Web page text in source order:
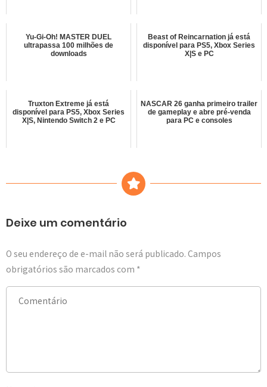
Yu-Gi-Oh! MASTER DUEL
ultrapassa 100 milhões de
downloads
Beast of Reincarnation já está
disponível para PS5, Xbox Series
X|S e PC
Truxton Extreme já está
disponível para PS5, Xbox Series
X|S, Nintendo Switch 2 e PC
NASCAR 26 ganha primeiro trailer
de gameplay e abre pré-venda
para PC e consoles
Deixe um comentário
O seu endereço de e-mail não será publicado. Campos
obrigatórios são marcados com *